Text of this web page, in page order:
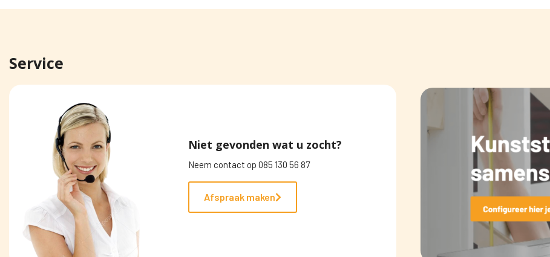
Service
Niet gevonden wat u zocht?
Neem contact op 085 130 56 87
Afspraak maken